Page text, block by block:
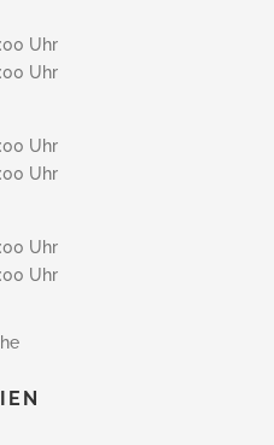
Uhr
Uhr
Uhr
Uhr
Uhr
Uhr